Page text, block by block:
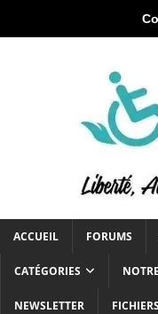
ACCUEIL FORUMS
CATÉGORIES
NEWSLETTER